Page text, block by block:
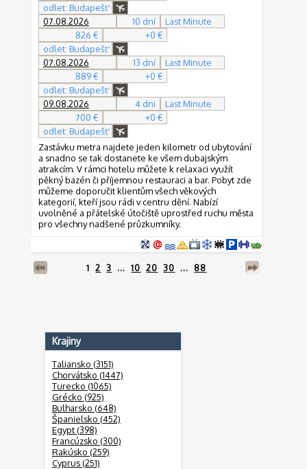
odlet: Budapešť
07.08.2026
10 dní
Last Minute
826 €
+0 €
odlet: Budapešť
07.08.2026
13 dní
Last Minute
889 €
+0 €
odlet: Budapešť
09.08.2026
4 dni
Last Minute
700 €
+0 €
odlet: Budapešť
Zastávku metra najdete jeden kilometr od ubytování
a snadno se tak dostanete ke všem dubajským
atrakcím. V rámci hotelu můžete k relaxaci využít
pěkný bazén či příjemnou restauraci a bar. Pobyt zde
můžeme doporučit klientům všech věkových
kategorií, kteří jsou rádi v centru dění. Nabízí
uvolněné a přátelské útočiště uprostřed ruchu města
pro všechny nadšené průzkumníky.
1 2 3 ...10 20 30 ... 88
Krajiny
Taliansko (3151)
Chorvátsko (1447)
Turecko (1065)
Grécko (925)
Bulharsko (648)
Španielsko (452)
Egypt (398)
Francúzsko (300)
Rakúsko (259)
Cyprus (251)